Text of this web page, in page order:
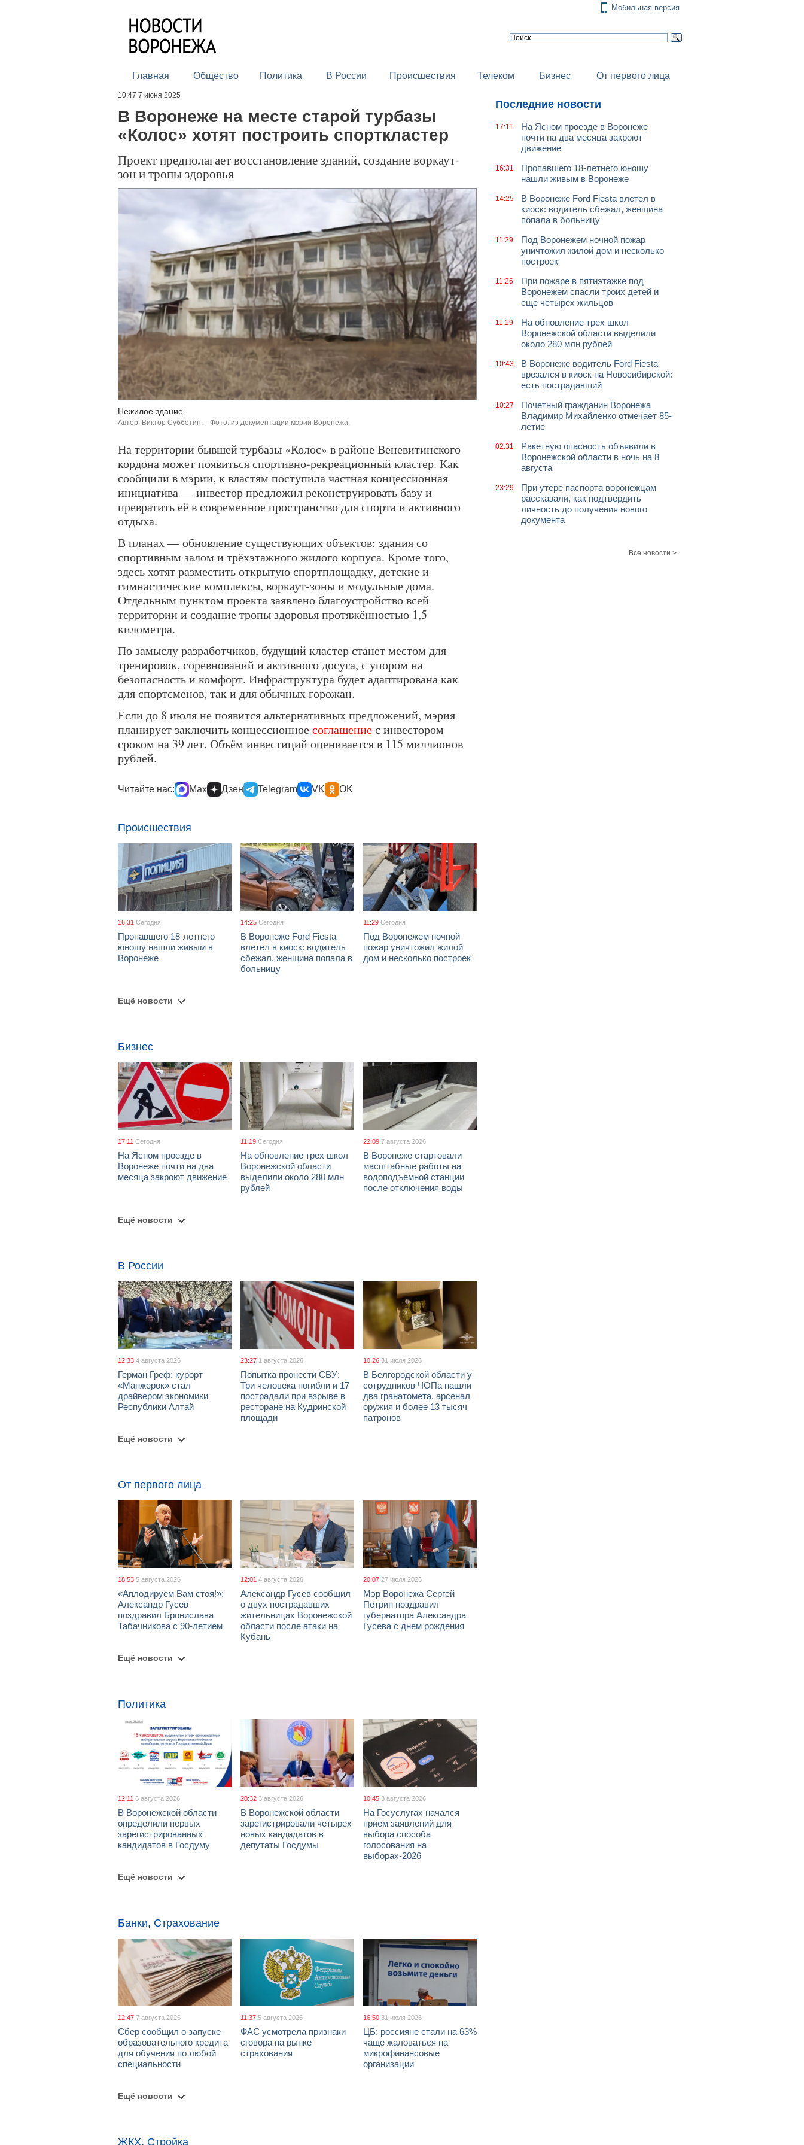
Мобильная версия
Главная Общество Политика В России Происшествия Телеком Бизнес От первого лица
10:47 7 июня 2025
В Воронеже на месте старой турбазы
«Колос» хотят построить спорткластер
Проект предполагает восстановление зданий, создание воркаут-
зон и тропы здоровья
Нежилое здание.
Автор: Виктор Субботин. Фото: из документации мэрии Воронежа.
На территории бывшей турбазы «Колос» в районе Веневитинского
кордона может появиться спортивно-рекреационный кластер. Как
сообщили в мэрии, к властям поступила частная концессионная
инициатива — инвестор предложил реконструировать базу и
превратить её в современное пространство для спорта и активного
отдыха.
В планах — обновление существующих объектов: здания со
спортивным залом и трёхэтажного жилого корпуса. Кроме того,
здесь хотят разместить открытую спортплощадку, детские и
гимнастические комплексы, воркаут-зоны и модульные дома.
Отдельным пунктом проекта заявлено благоустройство всей
территории и создание тропы здоровья протяжённостью 1,5
километра.
По замыслу разработчиков, будущий кластер станет местом для
тренировок, соревнований и активного досуга, с упором на
безопасность и комфорт. Инфраструктура будет адаптирована как
для спортсменов, так и для обычных горожан.
Если до 8 июля не появится альтернативных предложений, мэрия
планирует заключить концессионноесоглашениес инвестором
сроком на 39 лет. Объём инвестиций оценивается в 115 миллионов
рублей.
Читайте нас: Max Дзен Telegram VK OK
Происшествия
16:31 Сегодня
Пропавшего 18-летнего
юношу нашли живым в
Воронеже
14:25 Сегодня
В Воронеже Ford Fiesta
влетел в киоск: водитель
сбежал, женщина попала в
больницу
11:29 Сегодня
Под Воронежем ночной
пожар уничтожил жилой
дом и несколько построек
Ещё новости
Бизнес
17:11 Сегодня
На Ясном проезде в
Воронеже почти на два
месяца закроют движение
11:19 Сегодня
На обновление трех школ
Воронежской области
выделили около 280 млн
рублей
22:09 7 августа 2026
В Воронеже стартовали
масштабные работы на
водоподъемной станции
после отключения воды
Ещё новости
В России
12:33 4 августа 2026
Герман Греф: курорт
«Манжерок» стал
драйвером экономики
Республики Алтай
23:27 1 августа 2026
Попытка пронести СВУ:
Три человека погибли и 17
пострадали при взрыве в
ресторане на Кудринской
площади
10:26 31 июля 2026
В Белгородской области у
сотрудников ЧОПа нашли
два гранатомета, арсенал
оружия и более 13 тысяч
патронов
Ещё новости
От первого лица
18:53 5 августа 2026
«Аплодируем Вам стоя!»:
Александр Гусев
поздравил Бронислава
Табачникова с 90-летием
12:01 4 августа 2026
Александр Гусев сообщил
о двух пострадавших
жительницах Воронежской
области после атаки на
Кубань
20:07 27 июля 2026
Мэр Воронежа Сергей
Петрин поздравил
губернатора Александра
Гусева с днем рождения
Ещё новости
Политика
12:11 6 августа 2026
В Воронежской области
определили первых
зарегистрированных
кандидатов в Госдуму
20:32 3 августа 2026
В Воронежской области
зарегистрировали четырех
новых кандидатов в
депутаты Госдумы
10:45 3 августа 2026
На Госуслугах начался
прием заявлений для
выбора способа
голосования на
выборах-2026
Ещё новости
Банки, Страхование
12:47 7 августа 2026
Сбер сообщил о запуске
образовательного кредита
для обучения по любой
специальности
11:37 5 августа 2026
ФАС усмотрела признаки
сговора на рынке
страхования
16:50 31 июля 2026
ЦБ: россияне стали на 63%
чаще жаловаться на
микрофинансовые
организации
Ещё новости
ЖКХ, Стройка
Последние новости
17:11
На Ясном проезде в Воронеже
почти на два месяца закроют
движение
16:31
Пропавшего 18-летнего юношу
нашли живым в Воронеже
14:25
В Воронеже Ford Fiesta влетел в
киоск: водитель сбежал, женщина
попала в больницу
11:29
Под Воронежем ночной пожар
уничтожил жилой дом и несколько
построек
11:26
При пожаре в пятиэтажке под
Воронежем спасли троих детей и
еще четырех жильцов
11:19
На обновление трех школ
Воронежской области выделили
около 280 млн рублей
10:43
В Воронеже водитель Ford Fiesta
врезался в киоск на Новосибирской:
есть пострадавший
10:27
Почетный гражданин Воронежа
Владимир Михайленко отмечает 85-
летие
02:31
Ракетную опасность объявили в
Воронежской области в ночь на 8
августа
23:29
При утере паспорта воронежцам
рассказали, как подтвердить
личность до получения нового
документа
Все новости >